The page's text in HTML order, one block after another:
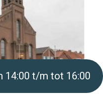
14:00 t/m tot 16:00